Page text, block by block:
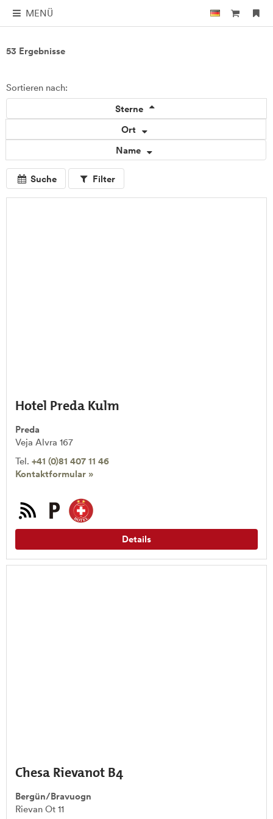
MENÜ
53 Ergebnisse
Sortieren nach:
Sterne
Ort
Name
Suche Filter
Hotel Preda Kulm
Preda
Veja Alvra 167
Tel. +41 (0)81 407 11 46
Kontaktformular »
Details
Chesa Rievanot B4
Bergün/Bravuogn
Rievan Ot 11